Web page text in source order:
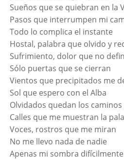
Sueños que se quiebran en la
Pasos que interrumpen mi
Todo lo complica el instante
Hostal, palabra que olvido y
Sufrimiento, dolor que no
Sólo puertas que se cierran
Vientos que precipitados me
Sol que espero con el Alba
Olvidados quedan los caminos
Calles que me muestran la
Voces, rostros que me miran
No me llevo nada de nadie
Apenas mi sombra